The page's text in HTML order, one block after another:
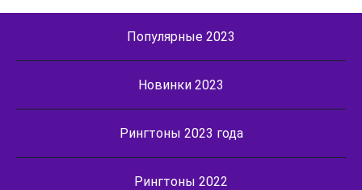
Популярные 2023
Новинки 2023
Рингтоны 2023 года
Рингтоны 2022